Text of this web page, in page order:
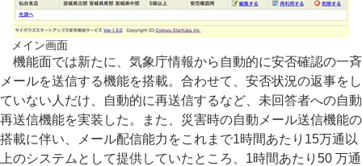
メイン画面
機能面では新たに、気象庁情報から自動的に安否確認の一斉
メールを送信する機能を搭載。合わせて、安否状況の返事をし
ていない人だけ、自動的に再送信するなど、未回答者への自動
再送信機能を実装した。また、災害時の自動メール送信機能の
搭載に伴い、メール配信能力をこれまで1時間あたり15万通以
上のシステムとして提供していたところ、1時間あたり50 万通